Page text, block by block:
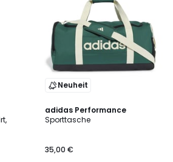
Neuheit
adidas Performance
Sporttasche
35,00 €
4,5
/ 5